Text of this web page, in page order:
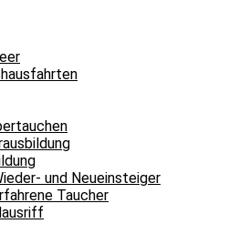
und Neueinsteiger
Taucher